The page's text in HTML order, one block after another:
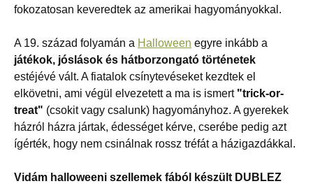
fokozatosan keveredtek az amerikai hagyományokkal.
A 19. század folyamán a Halloween egyre inkább a
játékok, jóslások és hátborzongató történetek
estéjévé vált. A fiatalok csínytevéseket kezdtek el
elkövetni, ami végül elvezetett a ma is ismert "trick-or-
treat" (csokit vagy csalunk) hagyományhoz. A gyerekek
házról házra jártak, édességet kérve, cserébe pedig azt
ígérték, hogy nem csinálnak rossz tréfát a házigazdákkal.
Vidám halloweeni szellemek fából készült DUBLEZ